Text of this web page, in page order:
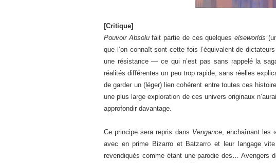
[Critique]
Pouvoir Absolufait partie de ces quelques elseworlds
que l’on connaît sont cette fois l’équivalent de
une résistance — ce qui n’est pas sans rappelé la
réalités différentes un peu trop rapide, sans réelles
de garder un (léger) lien cohérent entre toutes ces
une plus large exploration de ces univers originaux
approfondir davantage.
Ce principe sera repris dans Vengance, enchaînant les
avec en prime Bizarro et Batzarro et leur langage
revendiqués comme étant une parodie des… Avengers